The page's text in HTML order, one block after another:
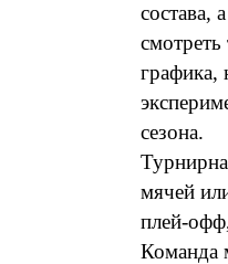
состава,
смотреть
графика,
сезона.
мячей
плей-
Команда